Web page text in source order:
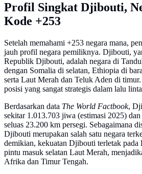
Profil Singkat Djibouti,
Kode +253
Setelah memahami +253 negara mana,
jauh profil negara pemiliknya. Djibouti,
Republik Djibouti, adalah negara di
dengan Somalia di selatan, Ethiopia di
serta Laut Merah dan Teluk Aden di
posisi yang sangat strategis dalam lalu
Berdasarkan data The World Factbook,
sekitar 1.013.703 jiwa (estimasi 2025)
seluas 23.200 km persegi. Sebagaimana
Djibouti merupakan salah satu negara
demikian, kekuatan Djibouti terletak pada
pintu masuk selatan Laut Merah,
Afrika dan Timur Tengah.